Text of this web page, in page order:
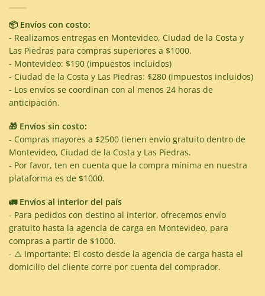
📦 Envíos con costo:
- Realizamos entregas en Montevideo, Ciudad de la Costa y
Las Piedras para compras superiores a $1000.
- Montevideo: $190 (impuestos incluidos)
- Ciudad de la Costa y Las Piedras: $280 (impuestos incluidos)
- Los envíos se coordinan con al menos 24 horas de
anticipación.
🎁 Envíos sin costo:
- Compras mayores a $2500 tienen envío gratuito dentro de
Montevideo, Ciudad de la Costa y Las Piedras.
- Por favor, ten en cuenta que la compra mínima en nuestra
plataforma es de $1000.
🚛 Envíos al interior del país
- Para pedidos con destino al interior, ofrecemos envío
gratuito hasta la agencia de carga en Montevideo, para
compras a partir de $1000.
- ⚠️ Importante: El costo desde la agencia de carga hasta el
domicilio del cliente corre por cuenta del comprador.